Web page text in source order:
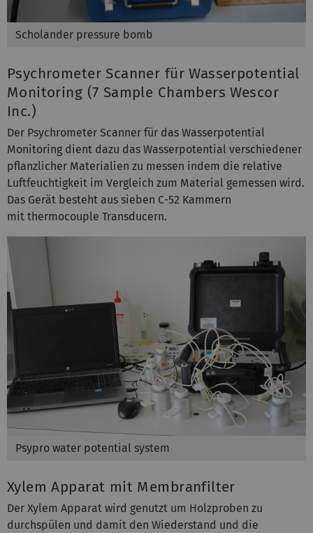
Scholander pressure bomb
Psychrometer Scanner für Wasserpotential
Monitoring (7 Sample Chambers Wescor
Inc.)
Der Psychrometer Scanner für das Wasserpotential
Monitoring dient dazu das Wasserpotential verschiedener
pflanzlicher Materialien zu messen indem die relative
Luftfeuchtigkeit im Vergleich zum Material gemessen wird.
Das Gerät besteht aus sieben C-52 Kammern
mit thermocouple Transducern.
Psypro water potential system
Xylem Apparat mit Membranfilter
Der Xylem Apparat wird genutzt um Holzproben zu
durchspülen und damit den Wiederstand und die